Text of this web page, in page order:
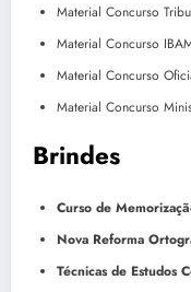
Material Concurso
Material Concurso
Material Concurso
Material Concurso
Brindes
Curso de
Nova Reforma
Técnicas de Estudos